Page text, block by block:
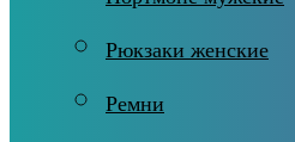
Рюкзаки женские
Ремни